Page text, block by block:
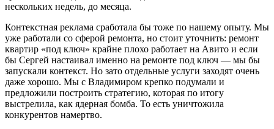
нескольких недель, до месяца.
Контекстная реклама сработала бы тоже по нашему опыту. Мы
уже работали со сферой ремонта, но стоит уточнить: ремонт
квартир «под ключ» крайне плохо работает на Авито и если
бы Сергей настаивал именно на ремонте под ключ — мы бы
запускали контекст. Но зато отдельные услуги заходят очень
даже хорошо. Мы с Владимиром крепко подумали и
предложили построить стратегию, которая по итогу
выстрелила, как ядерная бомба. То есть уничтожила
конкурентов намертво.